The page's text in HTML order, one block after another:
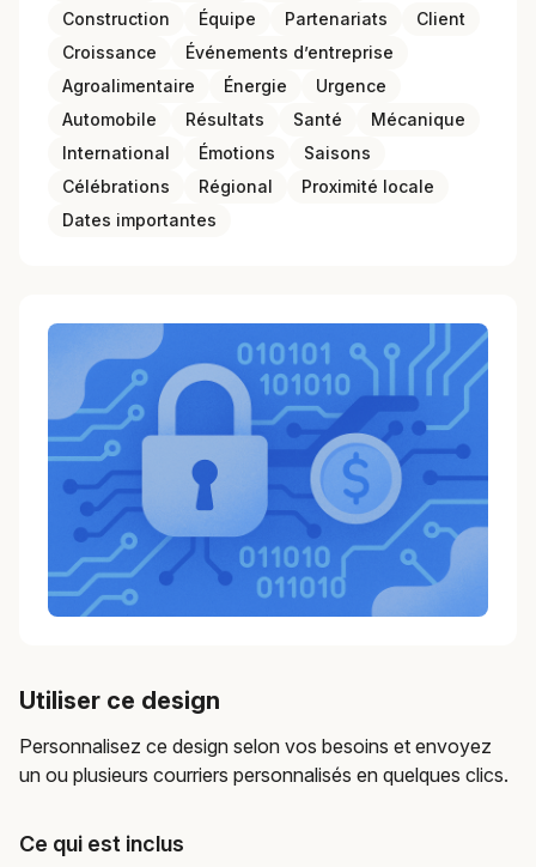
Construction
Équipe Partenariats
Client
Croissance
Événements d’entreprise
Agroalimentaire
Énergie
Urgence
Automobile
Résultats Santé
Mécanique
International
Émotions
Saisons
Célébrations
Régional
Proximité locale
Dates importantes
Utiliser ce design
Personnalisez ce design selon vos besoins et envoyez
un ou plusieurs courriers personnalisés en quelques clics.
Ce qui est inclus